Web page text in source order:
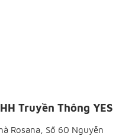
Truyền Thông YES
Rosana, Số 60 Nguyễn